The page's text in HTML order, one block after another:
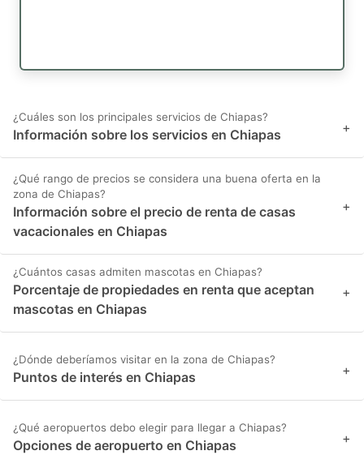
¿Cuáles son los principales servicios de Chiapas?
Información sobre los servicios en Chiapas +
¿Qué rango de precios se considera una buena oferta en la
zona de Chiapas?
Información sobre el precio de renta de casas
vacacionales en Chiapas
+
¿Cuántos casas admiten mascotas en Chiapas?
Porcentaje de propiedades en renta que aceptan
mascotas en Chiapas
+
¿Dónde deberíamos visitar en la zona de Chiapas?
Puntos de interés en Chiapas +
¿Qué aeropuertos debo elegir para llegar a Chiapas?
Opciones de aeropuerto en Chiapas +